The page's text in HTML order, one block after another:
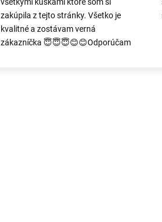
zakúpila z tejto stránky. Všetko je
kvalitné a zostávam verná
zákazníčka 😇😇😇😊😊Odporúčam